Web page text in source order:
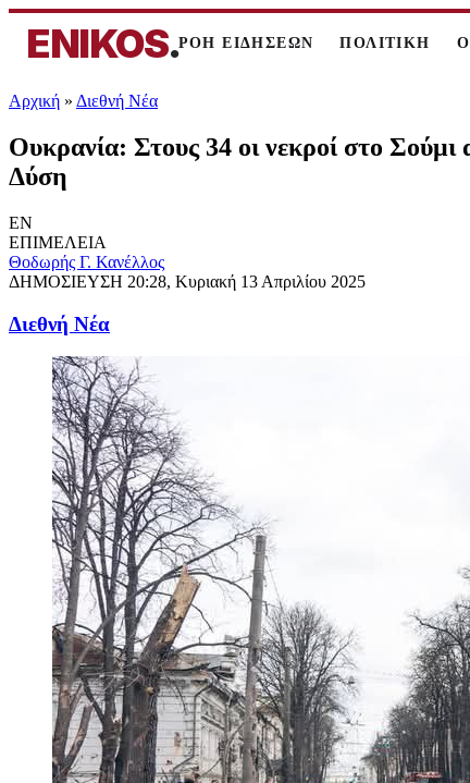
ENIKOS.ΡΟΗ ΕΙΔΗΣΕΩΝ ΠΟΛΙΤΙΚΗ
Αρχική » Διεθνή Νέα
Ουκρανία: Στους 34 οι νεκροί στο Σούμι
Δύση
EN
ΕΠΙΜΕΛΕΙΑ
Θοδωρής Γ. Κανέλλος
ΔΗΜΟΣΙΕΥΣΗ 20:28, Κυριακή 13 Απριλίου 2025
Διεθνή Νέα